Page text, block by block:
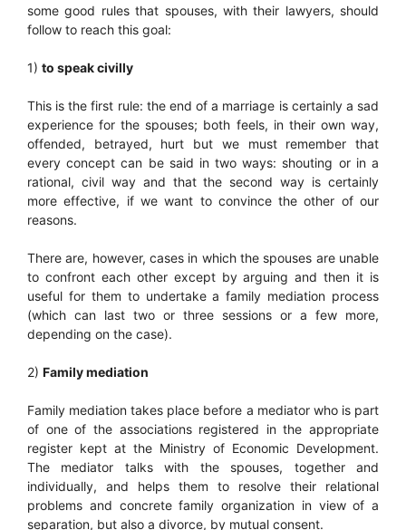
some good rules that spouses, with their lawyers, should
follow to reach this goal:
1) to speak civilly
This is the first rule: the end of a marriage is certainly a sad
experience for the spouses; both feels, in their own way,
offended, betrayed, hurt but we must remember that
every concept can be said in two ways: shouting or in a
rational, civil way and that the second way is certainly
more effective, if we want to convince the other of our
reasons.
There are, however, cases in which the spouses are unable
to confront each other except by arguing and then it is
useful for them to undertake a family mediation process
(which can last two or three sessions or a few more,
depending on the case).
2) Family mediation
Family mediation takes place before a mediator who is part
of one of the associations registered in the appropriate
register kept at the Ministry of Economic Development.
The mediator talks with the spouses, together and
individually, and helps them to resolve their relational
problems and concrete family organization in view of a
separation, but also a divorce, by mutual consent.